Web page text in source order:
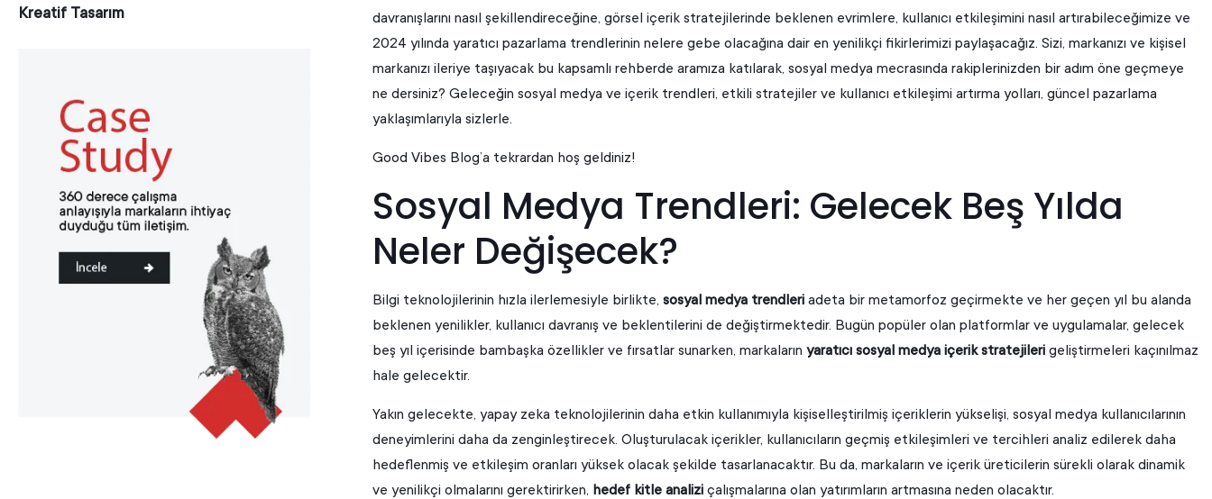
Kreatif Tasarım
davranışlarını nasıl şekillendireceğine, görsel içerik stratejilerinde beklenen evrimlere, kullanıcı etkileşimini nasıl artırabileceğimize ve
2024 yılında yaratıcı pazarlama trendlerinin nelere gebe olacağına dair en yenilikçi fikirlerimizi paylaşacağız. Sizi, markanızı ve kişisel
markanızı ileriye taşıyacak bu kapsamlı rehberde aramıza katılarak, sosyal medya mecrasında rakiplerinizden bir adım öne geçmeye
ne dersiniz? Geleceğin sosyal medya ve içerik trendleri, etkili stratejiler ve kullanıcı etkileşimi artırma yolları, güncel pazarlama
yaklaşımlarıyla sizlerle.
Good Vibes Blog’a tekrardan hoş geldiniz!
Sosyal Medya Trendleri: Gelecek Beş Yılda
Neler Değişecek?
Bilgi teknolojilerinin hızla ilerlemesiyle birlikte,sosyal medya trendleri adeta bir metamorfoz geçirmekte ve her geçen yıl bu alanda
beklenen yenilikler, kullanıcı davranış ve beklentilerini de değiştirmektedir. Bugün popüler olan platformlar ve uygulamalar, gelecek
beş yıl içerisinde bambaşka özellikler ve fırsatlar sunarken, markalarınyaratıcı sosyal medya içerik stratejileri geliştirmeleri kaçınılmaz
hale gelecektir.
Yakın gelecekte, yapay zeka teknolojilerinin daha etkin kullanımıyla kişiselleştirilmiş içeriklerin yükselişi, sosyal medya kullanıcılarının
deneyimlerini daha da zenginleştirecek. Oluşturulacak içerikler, kullanıcıların geçmiş etkileşimleri ve tercihleri analiz edilerek daha
hedeflenmiş ve etkileşim oranları yüksek olacak şekilde tasarlanacaktır. Bu da, markaların ve içerik üreticilerin sürekli olarak dinamik
ve yenilikçi olmalarını gerektirirken, hedef kitle analizi çalışmalarına olan yatırımların artmasına neden olacaktır.